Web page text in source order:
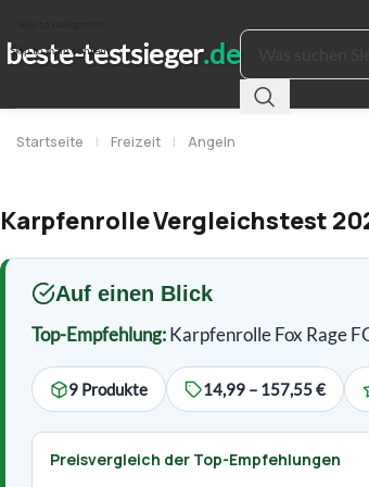
Skip to main content
Startseite | Freizeit | Angeln
Karpfenrolle Vergleichstest
Auf einen Blick
Top-Empfehlung:Karpfenrolle Fox Rage
9 Produkte 14,99 – 157,55 €
Preisvergleich der Top-Empfehlungen